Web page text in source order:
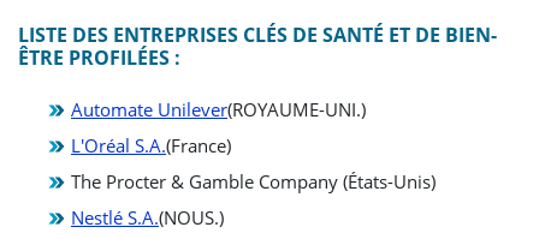
LISTE DES ENTREPRISES CLÉS DE SANTÉ ET DE BIEN-
ÊTRE PROFILÉES :
Automate Unilever(ROYAUME-UNI.)
L'Oréal S.A.(France)
The Procter & Gamble Company (États-Unis)
Nestlé S.A.(NOUS.)